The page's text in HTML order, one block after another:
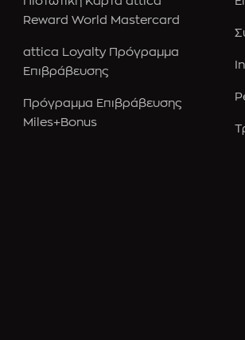
Reward World Mastercard
attica Loyalty Πρόγραμμα
Επιβράβευσης
Πρόγραμμα Επιβράβευσης
Miles+Bonus